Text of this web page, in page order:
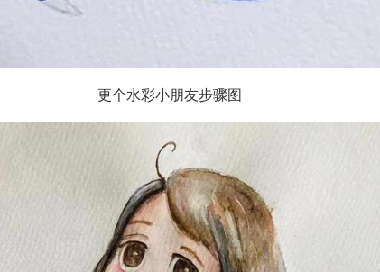
更个水彩小朋友步骤图